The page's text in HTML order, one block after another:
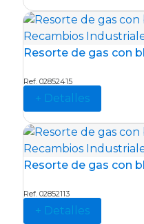
Resorte de gas con
+ Detalles
Ref. 02852415
Resorte de gas con
+ Detalles
Ref. 02852113